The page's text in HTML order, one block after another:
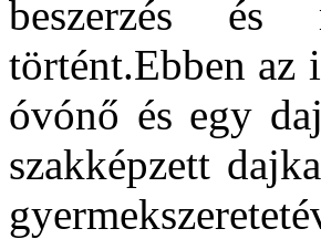
beszerzés és
történt.Ebben az
óvónő és egy
szakképzett